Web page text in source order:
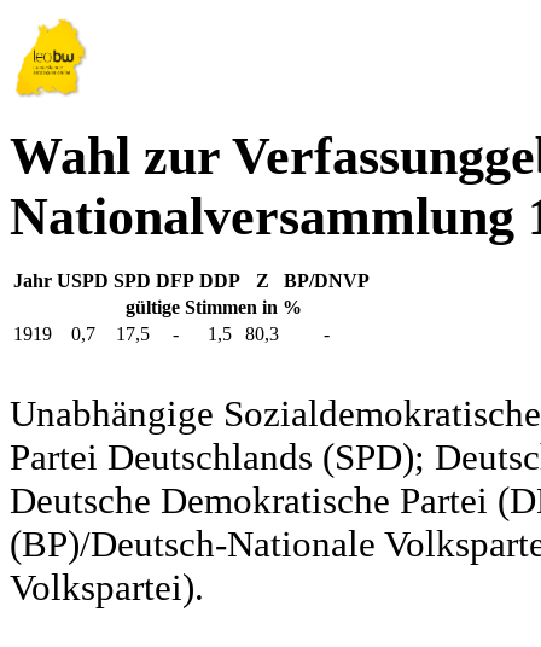
Wahl zur
Nationalversammlung
Jahr USPD SPD DFP DDP Z
BP/DNVP
gültige Stimmen in %
1919
0,7 17,5 - 1,5 80,3 -
Unabhängige
Partei Deutschlands (SPD);
Deutsche Demokratische Partei
(BP)/Deutsch-Nationale
Volkspartei).